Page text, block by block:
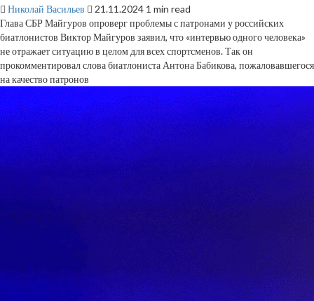
Николай Васильев 21.11.2024 1 min read
Глава СБР Майгуров опроверг проблемы с патронами у российских
биатлонистов Виктор Майгуров заявил, что «интервью одного человека»
не отражает ситуацию в целом для всех спортсменов. Так он
прокомментировал слова биатлониста Антона Бабикова, пожаловавшегося
на качество патронов